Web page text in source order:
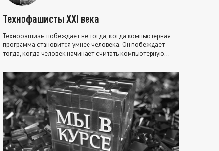
Технофашисты XXI века
Технофашизм побеждает не тогда, когда компьютерная
программа становится умнее человека. Он побеждает
тогда, когда человек начинает считать компьютерную